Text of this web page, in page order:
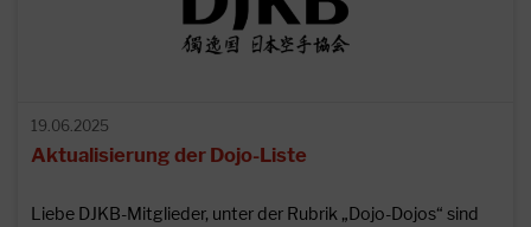
19.06.2025
Aktualisierung der Dojo-Liste
Liebe DJKB-Mitglieder, unter der Rubrik „Dojo-Dojos“ sind